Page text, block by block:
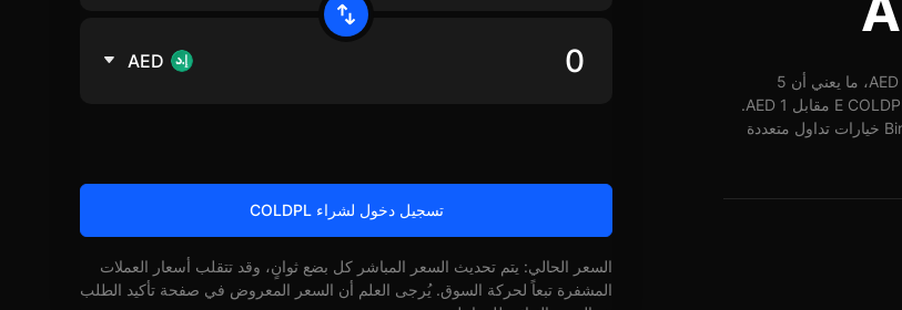
اعتباراً من 02-07-2026، الساعة 08:01 (UTC)، يُمكن تبديل 1 COLDPL إلى 0 AED، ما يعني أن 5
COLDPL تساوي حوالي 0 AED. وبأسعار الوقت الفعلي، يُمكن شراء ما يقارب E COLDPL مقابل 1 AED.
شهد سعر COLDPL مقابل AED على مدار 24 ساعة ارتفاع بنسبة 0%. توفر BingX خيارات تداول متعددة
AED
تسجيل دخول لشراء COLDPL
السعر الحالي: يتم تحديث السعر المباشر كل بضع ثوانٍ، وقد تتقلب أسعار العملات
المشفرة تبعاً لحركة السوق. يُرجى العلم أن السعر المعروض في صفحة تأكيد الطلب